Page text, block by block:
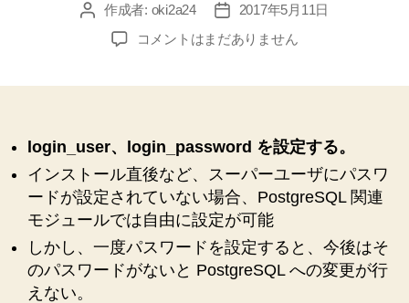
投 作成者: oki2a24
投
稿
日
2017年5月11日
【Ansible】
ユ
ー
ザ
に
パ
ス
ワ
コメントはまだありません
login_user、login_password を設定する。
インストール直後など、スーパーユーザにパスワ
ードが設定されていない場合、PostgreSQL 関連
モジュールでは自由に設定が可能
しかし、一度パスワードを設定すると、今後はそ
のパスワードがないと PostgreSQL への変更が行
えない。